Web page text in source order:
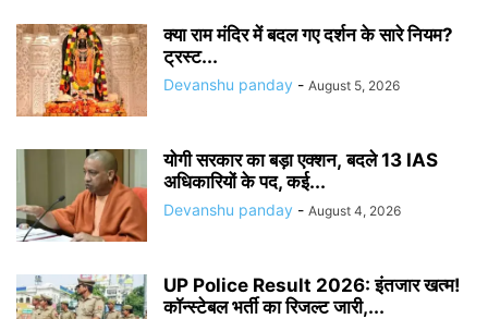
क्या राम मंदिर में बदल गए दर्शन के सारे नियम?
ट्रस्ट...
Devanshu panday - August 5, 2026
योगी सरकार का बड़ा एक्शन, बदले 13 IAS
अधिकारियों के पद, कई...
Devanshu panday - August 4, 2026
UP Police Result 2026: इंतजार खत्म!
कॉन्स्टेबल भर्ती का रिजल्ट जारी,...